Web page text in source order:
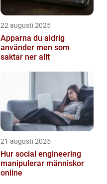
22 augusti 2025
Apparna du aldrig
använder men som
saktar ner allt
21 augusti 2025
Hur social engineering
manipulerar människor
online